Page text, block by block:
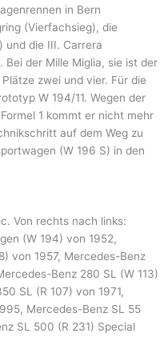
in Bern
(Vierfachsieg), die
und die III. Carrera
Bei der Mille Miglia, sie ist der
zwei und vier. Für die
W 194/11. Wegen der
1 kommt er nicht mehr
auf dem Weg zu
(W 196 S) in den
Von rechts nach links:
(W 194) von 1952,
von 1957, Mercedes-Benz
Benz 280 SL (W 113)
SL (R 107) von 1971,
Mercedes-Benz SL 55
SL 500 (R 231) Special